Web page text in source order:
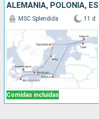
Comidas incluidas
MSC Splendida 11 d